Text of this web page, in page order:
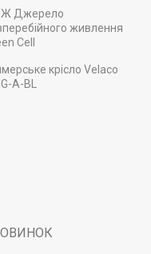
Джерело
живлення
Cell
крісло Velaco
A-BL